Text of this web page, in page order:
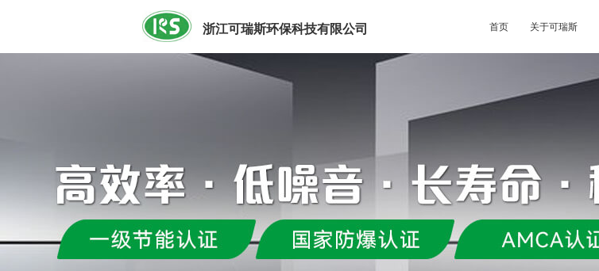
浙江可瑞斯环保科技有限公司 首页 关于可瑞斯